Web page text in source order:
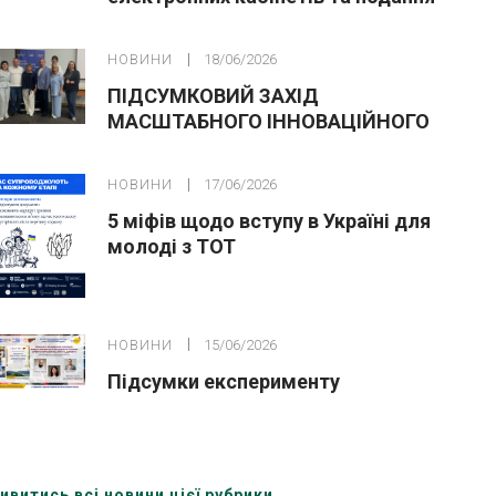
НОВИНИ 18/06/2026
ПІДСУМКОВИЙ ЗАХІД
МАСШТАБНОГО ІННОВАЦІЙНОГО
НОВИНИ 17/06/2026
5 міфів щодо вступу в Україні для
молоді з ТОТ
НОВИНИ 15/06/2026
Підсумки експерименту